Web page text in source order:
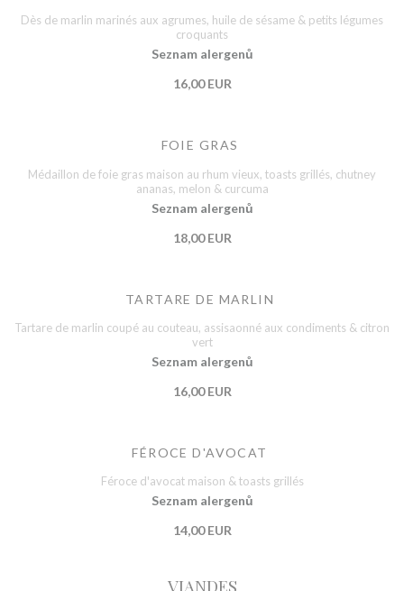
Dès de marlin marinés aux agrumes, huile de sésame & petits légumes
croquants
Seznam alergenů
16,00 EUR
FOIE GRAS
Médaillon de foie gras maison au rhum vieux, toasts grillés, chutney
ananas, melon & curcuma
Seznam alergenů
18,00 EUR
TARTARE DE MARLIN
Tartare de marlin coupé au couteau, assisaonné aux condiments & citron
vert
Seznam alergenů
16,00 EUR
FÉROCE D'AVOCAT
Féroce d'avocat maison & toasts grillés
Seznam alergenů
14,00 EUR
VIANDES